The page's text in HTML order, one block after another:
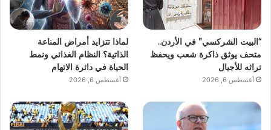
“البيت الشركسي” في الأردن..
متحف يوثق ذاكرة شعب ويحفظ
تراثه للأجيال
أغسطس 6, 2026
لماذا تتزايد أمراض المناعة
الذاتية؟ النظام الغذائي ونمط
الحياة في دائرة الاتهام
أغسطس 6, 2026